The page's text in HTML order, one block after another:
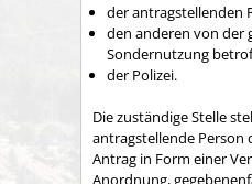
der antragstellenden
den anderen von der
Sondernutzung
der Polizei.
Die zuständige Stelle
antragstellende Person
Antrag in Form einer
Anordnung,